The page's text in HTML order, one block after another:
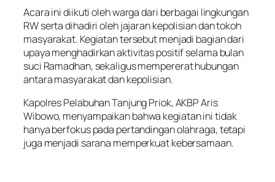
Acara ini diikuti oleh warga dari berbagai lingkungan
RW serta dihadiri oleh jajaran kepolisian dan tokoh
masyarakat. Kegiatan tersebut menjadi bagian dari
upaya menghadirkan aktivitas positif selama bulan
suci Ramadhan, sekaligus mempererat hubungan
antara masyarakat dan kepolisian.
Kapolres Pelabuhan Tanjung Priok, AKBP Aris
Wibowo, menyampaikan bahwa kegiatan ini tidak
hanya berfokus pada pertandingan olahraga, tetapi
juga menjadi sarana memperkuat kebersamaan.